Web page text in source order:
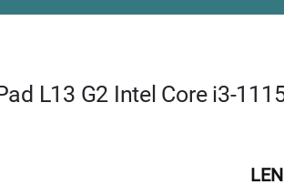
L13 G2 Intel Core i3-